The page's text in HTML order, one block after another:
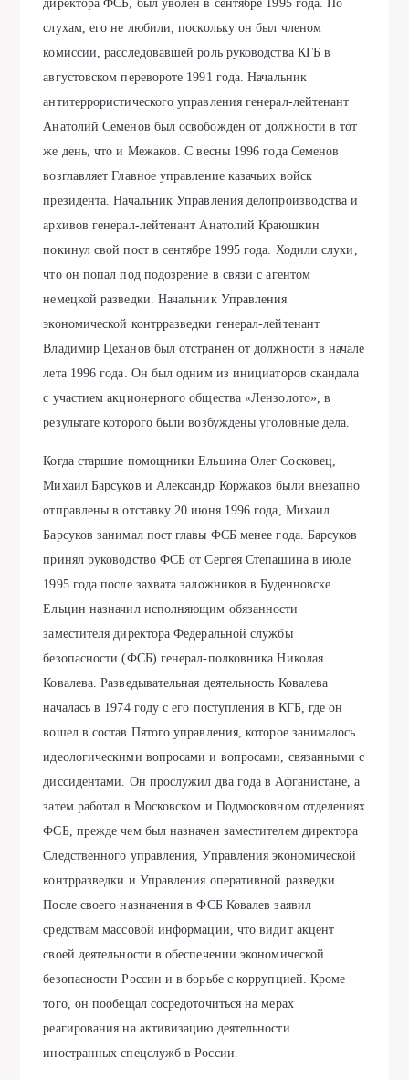
директора ФСБ, был уволен в сентябре 1995 года. По
слухам, его не любили, поскольку он был членом
комиссии, расследовавшей роль руководства КГБ в
августовском перевороте 1991 года. Начальник
антитеррористического управления генерал-лейтенант
Анатолий Семенов был освобожден от должности в тот
же день, что и Межаков. С весны 1996 года Семенов
возглавляет Главное управление казачьих войск
президента. Начальник Управления делопроизводства и
архивов генерал-лейтенант Анатолий Краюшкин
покинул свой пост в сентябре 1995 года. Ходили слухи,
что он попал под подозрение в связи с агентом
немецкой разведки. Начальник Управления
экономической контрразведки генерал-лейтенант
Владимир Цеханов был отстранен от должности в начале
лета 1996 года. Он был одним из инициаторов скандала
с участием акционерного общества «Лензолото», в
результате которого были возбуждены уголовные дела.
Когда старшие помощники Ельцина Олег Сосковец,
Михаил Барсуков и Александр Коржаков были внезапно
отправлены в отставку 20 июня 1996 года, Михаил
Барсуков занимал пост главы ФСБ менее года. Барсуков
принял руководство ФСБ от Сергея Степашина в июле
1995 года после захвата заложников в Буденновске.
Ельцин назначил исполняющим обязанности
заместителя директора Федеральной службы
безопасности (ФСБ) генерал-полковника Николая
Ковалева. Разведывательная деятельность Ковалева
началась в 1974 году с его поступления в КГБ, где он
вошел в состав Пятого управления, которое занималось
идеологическими вопросами и вопросами, связанными с
диссидентами. Он прослужил два года в Афганистане, а
затем работал в Московском и Подмосковном отделениях
ФСБ, прежде чем был назначен заместителем директора
Следственного управления, Управления экономической
контрразведки и Управления оперативной разведки.
После своего назначения в ФСБ Ковалев заявил
средствам массовой информации, что видит акцент
своей деятельности в обеспечении экономической
безопасности России и в борьбе с коррупцией. Кроме
того, он пообещал сосредоточиться на мерах
реагирования на активизацию деятельности
иностранных спецслужб в России.